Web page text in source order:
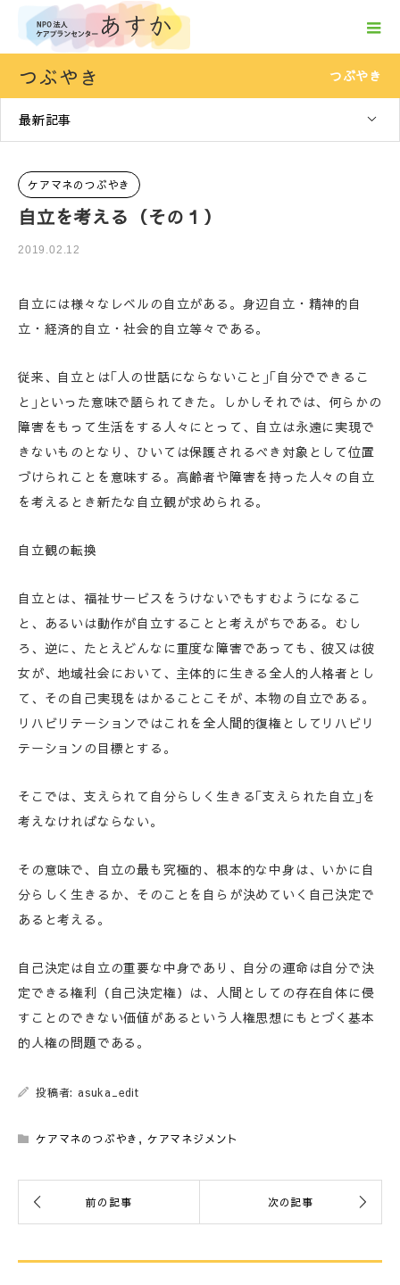
つぶやき つぶやき
最新記事
ケアマネのつぶやき
自立を考える（その１）
2019.02.12
自立には様々なレベルの自立がある。身辺自立・精神的自
立・経済的自立・社会的自立等々である。
従来、自立とは｢人の世話にならないこと｣｢自分でできるこ
と｣といった意味で語られてきた。しかしそれでは、何らかの
障害をもって生活をする人々にとって、自立は永遠に実現で
きないものとなり、ひいては保護されるべき対象として位置
づけられことを意味する。高齢者や障害を持った人々の自立
を考えるとき新たな自立観が求められる。
自立観の転換
自立とは、福祉サービスをうけないでもすむようになるこ
と、あるいは動作が自立することと考えがちである。むし
ろ、逆に、たとえどんなに重度な障害であっても、彼又は彼
女が、地域社会において、主体的に生きる全人的人格者とし
て、その自己実現をはかることこそが、本物の自立である。
リハビリテーションではこれを全人間的復権としてリハビリ
テーションの目標とする。
そこでは、支えられて自分らしく生きる｢支えられた自立｣を
考えなければならない。
その意味で、自立の最も究極的、根本的な中身は、いかに自
分らしく生きるか、そのことを自らが決めていく自己決定で
あると考える。
自己決定は自立の重要な中身であり、自分の運命は自分で決
定できる権利（自己決定権）は、人間としての存在自体に侵
すことのできない価値があるという人権思想にもとづく基本
的人権の問題である。
投稿者: asuka_edit
ケアマネのつぶやき , ケアマネジメント